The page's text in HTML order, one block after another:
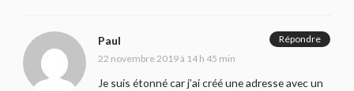
Paul
22 novembre 2019 à 14 h 45 min
Je suis étonné car j’ai créé une adresse avec un
Répondre